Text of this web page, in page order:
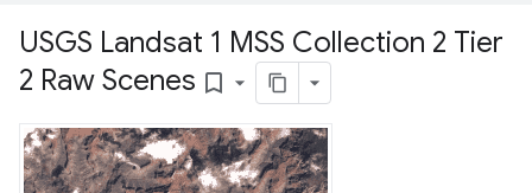
USGS Landsat 1 MSS Collection 2 Tier
2 Raw Scenes bookmark_border